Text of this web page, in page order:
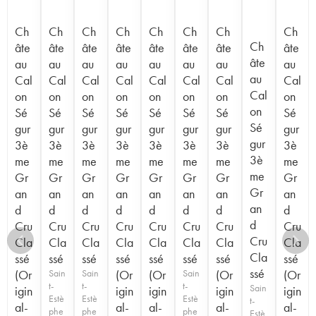
Ch
âte
au
Cal
on
Sé
gur
3è
me
Gr
an
d
Cru
Cla
ssé
(Or
igin
al-
Ch
âte
au
Cal
on
Sé
gur
3è
me
Gr
an
d
Cru
Cla
ssé
Sain
t-
Estè
phe
Ch
âte
au
Cal
on
Sé
gur
3è
me
Gr
an
d
Cru
Cla
ssé
Sain
t-
Estè
phe
Ch
âte
au
Cal
on
Sé
gur
3è
me
Gr
an
d
Cru
Cla
ssé
(Or
igin
al-
Ch
âte
au
Cal
on
Sé
gur
3è
me
Gr
an
d
Cru
Cla
ssé
(Or
igin
al-
Ch
âte
au
Cal
on
Sé
gur
3è
me
Gr
an
d
Cru
Cla
ssé
Sain
t-
Estè
phe
Ch
âte
au
Cal
on
Sé
gur
3è
me
Gr
an
d
Cru
Cla
ssé
(Or
igin
al-
Ch
âte
au
Cal
on
Sé
gur
3è
me
Gr
an
d
Cru
Cla
ssé
Sain
t-
Estè
Ch
âte
au
Cal
on
Sé
gur
3è
me
Gr
an
d
Cru
Cla
ssé
(Or
igin
al-